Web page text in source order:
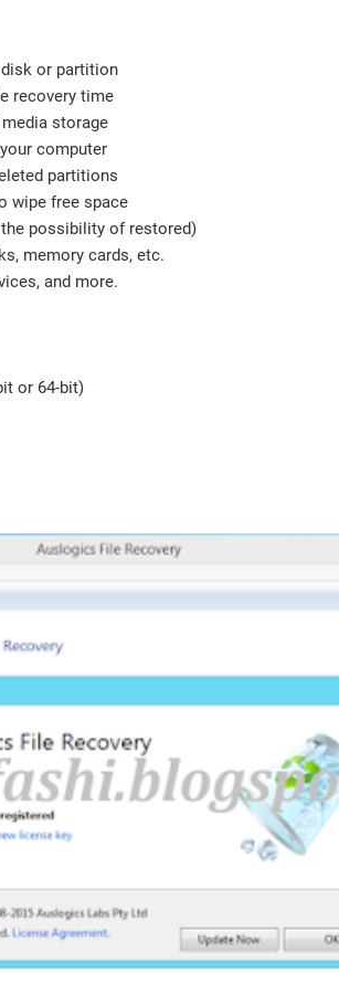
or partition
recovery time
storage
computer
partitions
wipe free space
possibility of restored)
memory cards, etc.
and more.
or 64-bit)